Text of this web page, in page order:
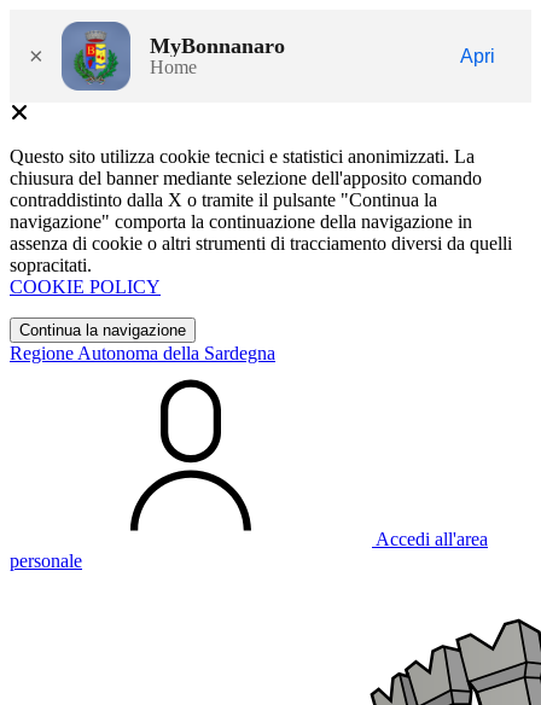
× MyBonnanaro
Home
Apri
Questo sito utilizza cookie tecnici e statistici anonimizzati. La
chiusura del banner mediante selezione dell'apposito comando
contraddistinto dalla X o tramite il pulsante "Continua la
navigazione" comporta la continuazione della navigazione in
assenza di cookie o altri strumenti di tracciamento diversi da quelli
sopracitati.
COOKIE POLICY
Continua la navigazione
Regione Autonoma della Sardegna
Accedi all'area
personale